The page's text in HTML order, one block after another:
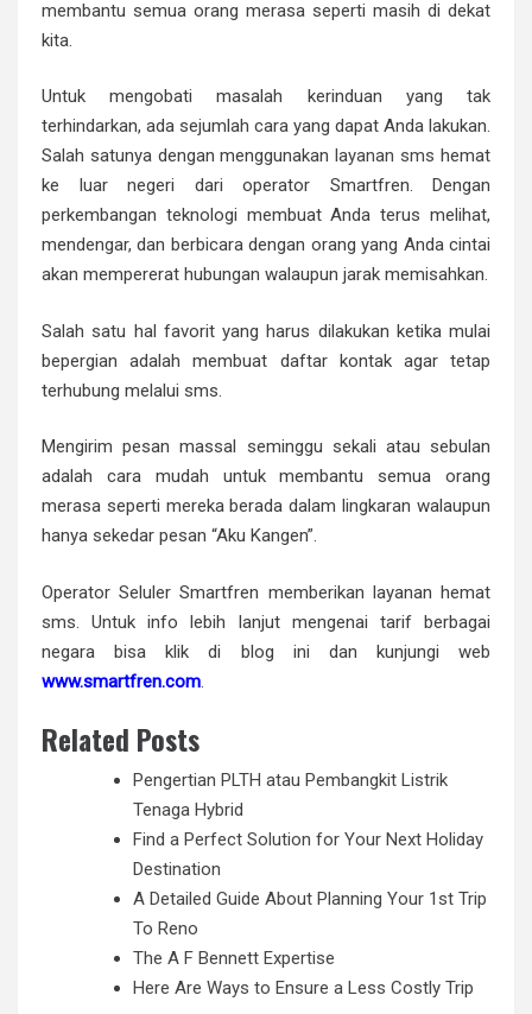
membantu semua orang merasa seperti masih di dekat
kita.
Untuk mengobati masalah kerinduan yang tak
terhindarkan, ada sejumlah cara yang dapat Anda lakukan.
Salah satunya dengan menggunakanlayanan sms hemat
ke luar negeri dari operator Smartfren. Dengan
perkembangan teknologi membuat Anda terus melihat,
mendengar, dan berbicara dengan orang yang Anda cintai
akan mempererat hubungan walaupun jarak memisahkan.
Salah satu hal favorit yang harus dilakukan ketika mulai
bepergian adalah membuat daftar kontak agar tetap
terhubung melalui sms.
Mengirim pesan massal seminggu sekali atau sebulan
adalah cara mudah untuk membantu semua orang
merasa seperti mereka berada dalam lingkaran walaupun
hanya sekedar pesan “Aku Kangen”.
Operator Seluler Smartfren memberikan layanan hemat
sms. Untuk info lebih lanjut mengenai tarif berbagai
negara bisa klik di blog ini dan kunjungi web
www.smartfren.com.
Related Posts
Pengertian PLTH atau Pembangkit Listrik
Tenaga Hybrid
Find a Perfect Solution for Your Next Holiday
Destination
A Detailed Guide About Planning Your 1st Trip
To Reno
The A F Bennett Expertise
Here Are Ways to Ensure a Less Costly Trip